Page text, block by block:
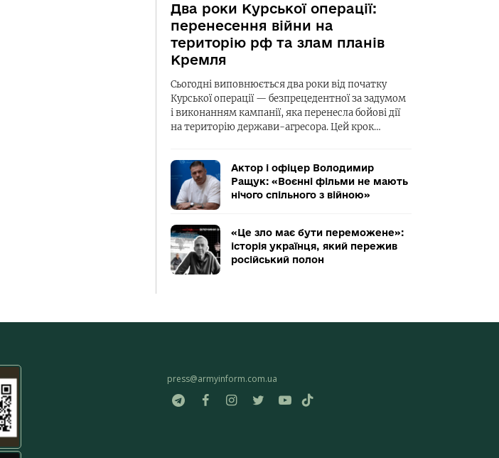
Два роки Курської операції:
перенесення війни на
територію рф та злам планів
Кремля
Сьогодні виповнюється два роки від початку
Курської операції — безпрецедентної за задумом
і виконанням кампанії, яка перенесла бойові дії
на територію держави-агресора. Цей крок…
Актор і офіцер Володимир
Ращук: «Воєнні фільми не мають
нічого спільного з війною»
«Це зло має бути переможене»:
історія українця, який пережив
російський полон
press@armyinform.com.ua